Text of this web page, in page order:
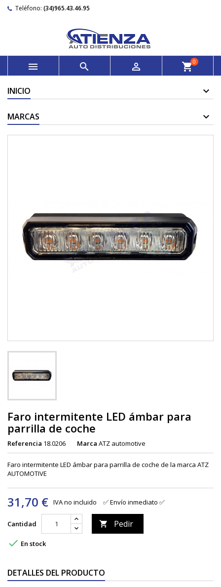
Teléfono: (34)965.43.46.95
   shopping_cart0
INICIO
MARCAS
Faro intermitente LED ámbar para
parrilla de coche
Referencia 18.0206 Marca ATZ automotive
Faro intermitente LED ámbar para parrilla de coche de la marca ATZ
AUTOMOTIVE
31,70 € IVA no incluido ✅ Envío inmediato ✅
Cantidad  Pedir
 En stock
DETALLES DEL PRODUCTO